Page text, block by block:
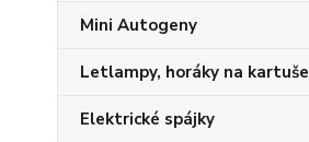
Mini Autogeny
Letlampy, horáky na kartuše
Elektrické spájky